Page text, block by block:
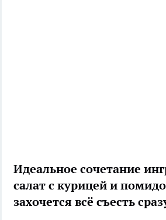
Идеальное сочетание
салат с курицей и
захочется всё съесть